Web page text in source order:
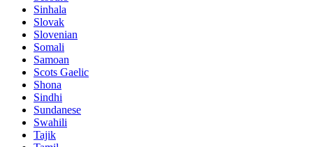
Sinhala
Slovak
Slovenian
Somali
Samoan
Scots Gaelic
Shona
Sindhi
Sundanese
Swahili
Tajik